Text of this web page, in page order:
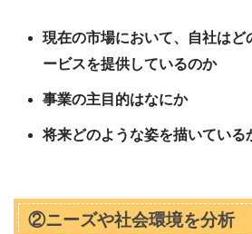
現在の市場において、自社はど
ービスを提供しているのか
事業の主目的はなにか
将来どのような姿を描いている
②ニーズや社会環境を分析